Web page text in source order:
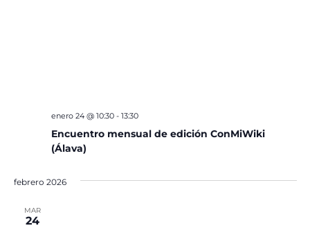
Encuentro mensual de edición ConMiWiki
(Álava)
enero 24 @ 10:30- 13:30
febrero 2026
MAR
24